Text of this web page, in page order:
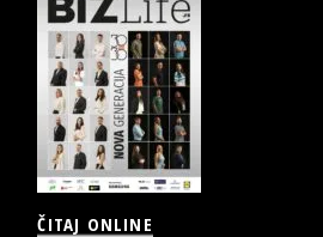
ČITAJ ONLINE